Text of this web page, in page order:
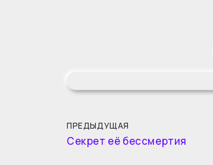
ПРЕДЫДУЩАЯ
Секрет её бессмертия